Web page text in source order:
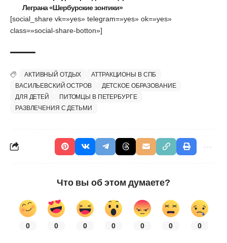
Леграна «Шербурские зонтики»
[social_share vk=»yes» telegram=»yes» ok=»yes»
class=»social-share-botton»]
АКТИВНЫЙ ОТДЫХ
АТТРАКЦИОНЫ В СПБ
ВАСИЛЬЕВСКИЙ ОСТРОВ
ДЕТСКОЕ ОБРАЗОВАНИЕ
ДЛЯ ДЕТЕЙ
ПИТОМЦЫ В ПЕТЕРБУРГЕ
РАЗВЛЕЧЕНИЯ С ДЕТЬМИ
Что вы об этом думаете?
0 0 0 0 0 0 0